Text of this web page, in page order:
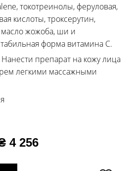
токотреинолы, феруловая,
кислоты, троксерутин,
масло жожоба, ши и
форма витамина С.
Нанести препарат на кожу лица
легкими массажными
4 256